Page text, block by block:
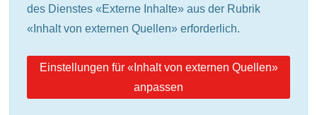
des Dienstes «Externe Inhalte» aus der Rubrik
«Inhalt von externen Quellen» erforderlich.
Einstellungen für «Inhalt von externen Quellen»
anpassen